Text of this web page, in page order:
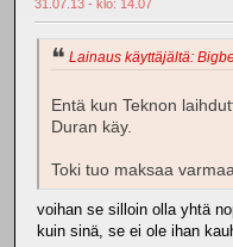
31.07.13 - klo: 14.07
Lainaus käyttäjältä:
Entä kun Teknon
Duran käy.
Toki tuo maksaa
voihan se silloin olla yhtä
kuin sinä, se ei ole ihan